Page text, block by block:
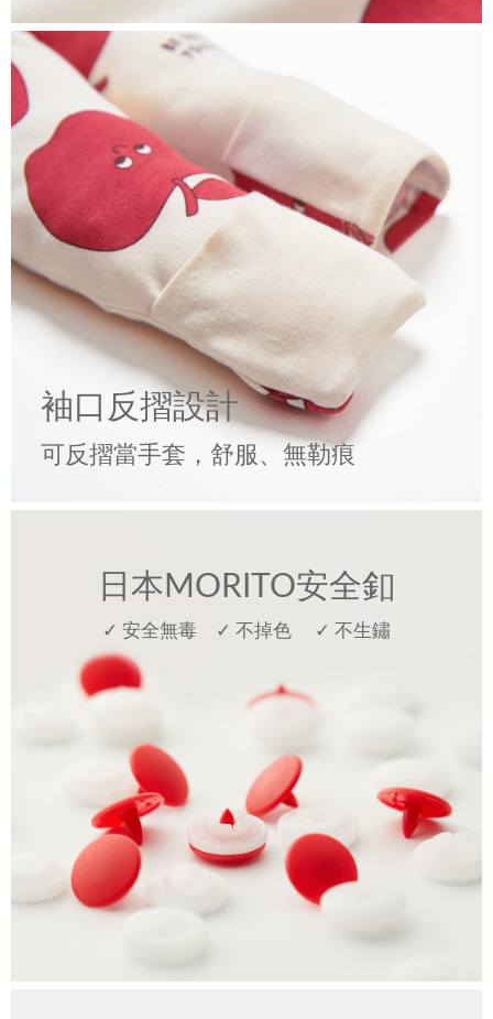
袖口反摺設計
可反摺當手套，舒服、無勒痕
日本MORITO安全釦
✓ 安全無毒 ✓ 不掉色 ✓ 不生鏽